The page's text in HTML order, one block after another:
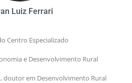
Luiz Ferrari
Centro Especializado
e Desenvolvimento Rural
doutor em Desenvolvimento Rural